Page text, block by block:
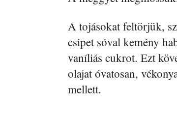
A tojásokat feltörjük,
csipet sóval kemény
vaníliás cukrot. Ezt
olajat óvatosan,
mellett.